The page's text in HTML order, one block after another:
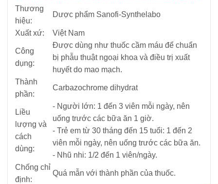
Thương
hiệu:
Dược phẩm Sanofi-Synthelabo
Xuất xứ: Việt Nam
Công
dụng:
Ðược dùng như thuốc cầm máu để chuẩn
bị phẫu thuật ngoại khoa và điều trị xuất
huyết do mao mạch.
Thành
phần:
Carbazochrome dihydrat
Liều
lượng và
cách
dùng:
- Người lớn: 1 đến 3 viên mỗi ngày, nên
uống trước các bữa ăn 1 giờ.
- Trẻ em từ 30 tháng đến 15 tuổi: 1 đến 2
viên mỗi ngày, nên uống trước các bữa ăn.
- Nhũ nhi: 1/2 đến 1 viên/ngày.
Chống chỉ
định:
Quá mẫn với thành phần của thuốc.